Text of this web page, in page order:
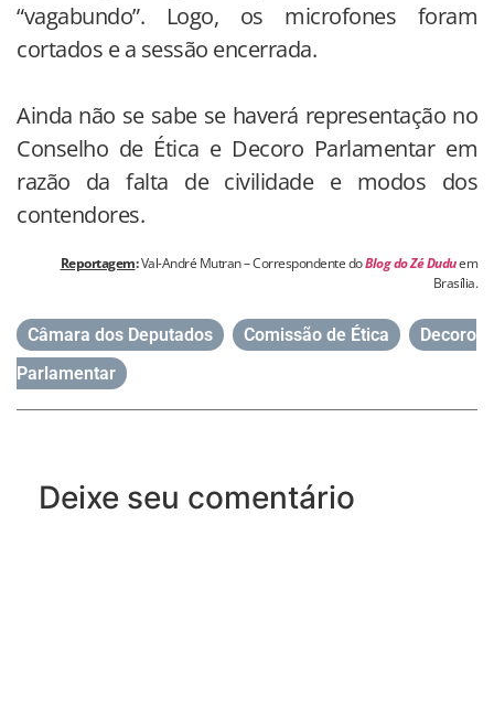
“vagabundo”. Logo, os microfones foram
cortados e a sessão encerrada.
Ainda não se sabe se haverá representação no
Conselho de Ética e Decoro Parlamentar em
razão da falta de civilidade e modos dos
contendores.
Reportagem:Val-André Mutran – Correspondente doBlog do Zé Duduem
Brasília.
Câmara dos Deputados Comissão de Ética
Decoro
Parlamentar
Deixe seu comentário